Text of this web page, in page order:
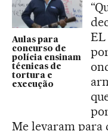
Aulas para
concurso de
polícia ensinam
técnicas de
tortura e
execução
EL
Me levaram para